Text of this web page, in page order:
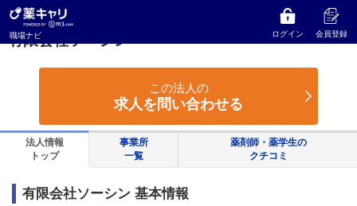
職場ナビ ログイン 会員登録
薬キャリ 職場ナビ
有限会社ソーシン
この法人の
求人を問い合わせる
法人情報
トップ
事業所
一覧
薬剤師・薬学生の
クチコミ
有限会社ソーシン 基本情報